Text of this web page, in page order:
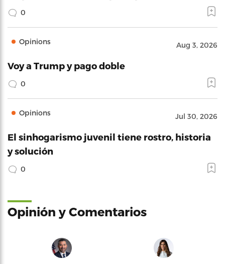
0
Opinions Aug 3, 2026
Voy a Trump y pago doble
0
Opinions Jul 30, 2026
El sinhogarismo juvenil tiene rostro, historia
y solución
0
Opinión y Comentarios